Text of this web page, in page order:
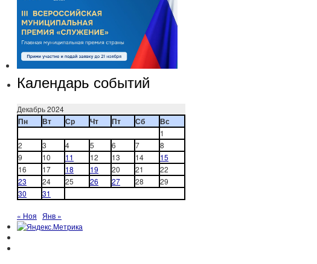
Календарь событий
Декабрь 2024
Пн Вт Ср Чт Пт Сб Вс
1
2
3 4 5 6 7
8
9
10 11 12 13 14
15
16
17 18 19 20 21
22
23
24 25 26 27 28
29
30
31
« Ноя Янв »